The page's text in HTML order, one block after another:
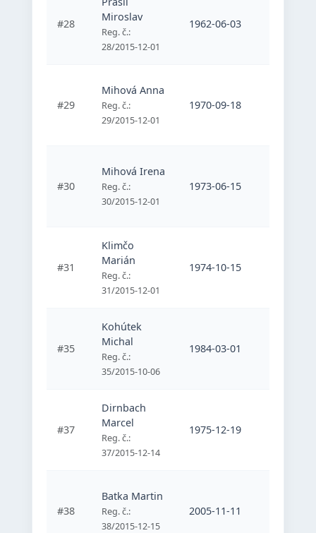
#28
Miroslav
Reg. č.:
28/2015-12-01
1962-06-03
#29
Mihová Anna
Reg. č.:
29/2015-12-01
1970-09-18
#30
Mihová Irena
Reg. č.:
30/2015-12-01
1973-06-15
#31
Klimčo
Marián
Reg. č.:
31/2015-12-01
1974-10-15
#35
Kohútek
Michal
Reg. č.:
35/2015-10-06
1984-03-01
#37
Dirnbach
Marcel
Reg. č.:
37/2015-12-14
1975-12-19
#38
Batka Martin
Reg. č.:
38/2015-12-15
2005-11-11